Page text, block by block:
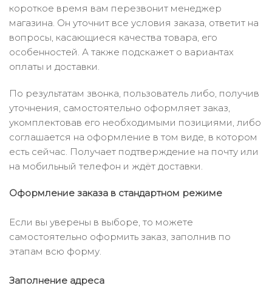
короткое время вам перезвонит менеджер
магазина. Он уточнит все условия заказа, ответит на
вопросы, касающиеся качества товара, его
особенностей. А также подскажет о вариантах
оплаты и доставки.
По результатам звонка, пользователь либо, получив
уточнения, самостоятельно оформляет заказ,
укомплектовав его необходимыми позициями, либо
соглашается на оформление в том виде, в котором
есть сейчас. Получает подтверждение на почту или
на мобильный телефон и ждёт доставки.
Оформление заказа в стандартном режиме
Если вы уверены в выборе, то можете
самостоятельно оформить заказ, заполнив по
этапам всю форму.
Заполнение адреса